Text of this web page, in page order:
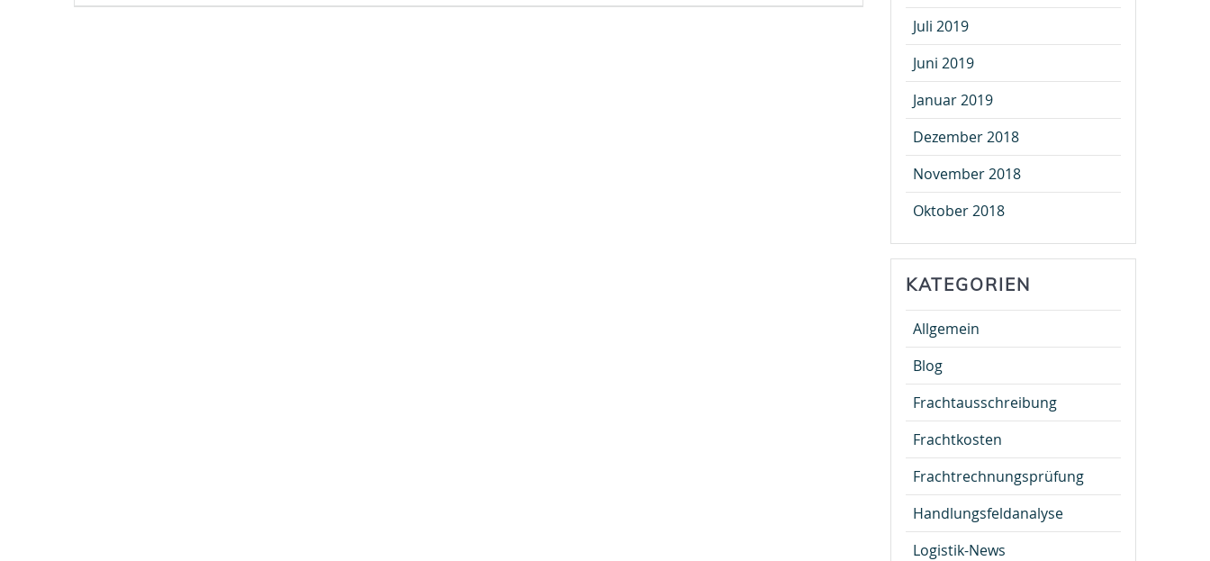
Juli 2019
Juni 2019
Januar 2019
Dezember 2018
November 2018
Oktober 2018
KATEGORIEN
Allgemein
Blog
Frachtausschreibung
Frachtkosten
Frachtrechnungsprüfung
Handlungsfeldanalyse
Logistik-News